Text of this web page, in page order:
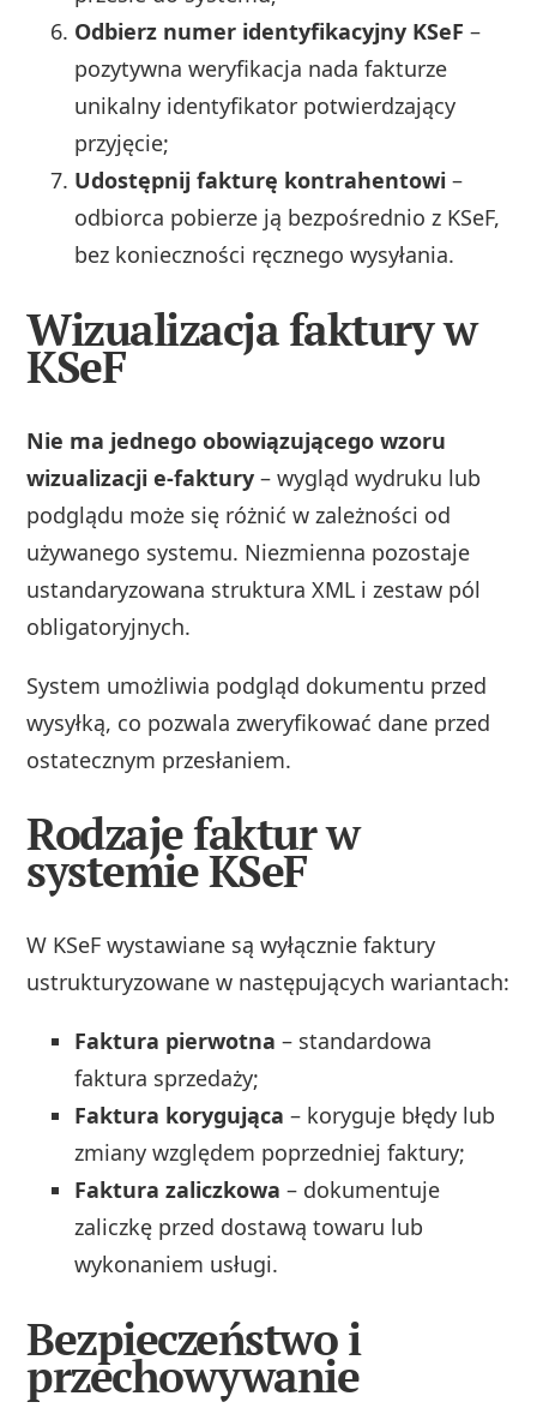
Odbierz numer identyfikacyjny KSeF –
pozytywna weryfikacja nada fakturze
unikalny identyfikator potwierdzający
przyjęcie;
Udostępnij fakturę kontrahentowi –
odbiorca pobierze ją bezpośrednio z KSeF,
bez konieczności ręcznego wysyłania.
Wizualizacja faktury w
KSeF
Nie ma jednego obowiązującego wzoru
wizualizacji e-faktury – wygląd wydruku lub
podglądu może się różnić w zależności od
używanego systemu. Niezmienna pozostaje
ustandaryzowana struktura XML i zestaw pól
obligatoryjnych.
System umożliwia podgląd dokumentu przed
wysyłką, co pozwala zweryfikować dane przed
ostatecznym przesłaniem.
Rodzaje faktur w
systemie KSeF
W KSeF wystawiane są wyłącznie faktury
ustrukturyzowane w następujących wariantach:
Faktura pierwotna – standardowa
faktura sprzedaży;
Faktura korygująca – koryguje błędy lub
zmiany względem poprzedniej faktury;
Faktura zaliczkowa – dokumentuje
zaliczkę przed dostawą towaru lub
wykonaniem usługi.
Bezpieczeństwo i
przechowywanie